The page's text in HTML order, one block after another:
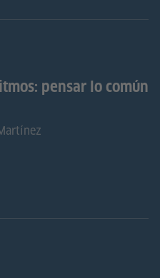
pensar lo común